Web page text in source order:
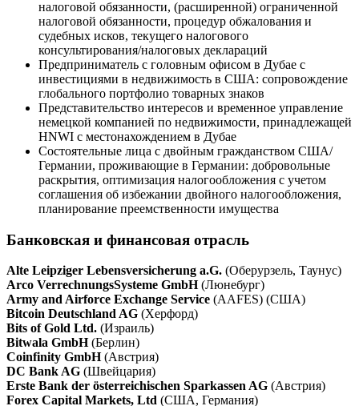
налоговой обязанности, (расширенной) ограниченной
налоговой обязанности, процедур обжалования и
судебных исков, текущего налогового
консультирования/налоговых деклараций
Предприниматель с головным офисом в Дубае с
инвестициями в недвижимость в США: сопровождение
глобального портфолио товарных знаков
Представительство интересов и временное управление
немецкой компанией по недвижимости, принадлежащей
HNWI с местонахождением в Дубае
Состоятельные лица с двойным гражданством США/
Германии, проживающие в Германии: добровольные
раскрытия, оптимизация налогообложения с учетом
соглашения об избежании двойного налогообложения,
планирование преемственности имущества
Банковская и финансовая отрасль
Alte Leipziger Lebensversicherung a.G. (Оберурзель, Таунус)
Arco VerrechnungsSysteme GmbH(Люнебург)
Army and Airforce Exchange Service (AAFES) (США)
Bitcoin Deutschland AG (Херфорд)
Bits of Gold Ltd. (Израиль)
Bitwala GmbH(Берлин)
Coinfinity GmbH(Австрия)
DC Bank AG (Швейцария)
Erste Bank der österreichischen Sparkassen AG (Австрия)
Forex Capital Markets, Ltd (США, Германия)